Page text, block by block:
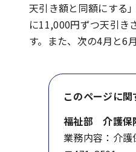
天引き額と同額にする
に11,000円ずつ天引き
す。また、次の4月と6
このページに関
福祉部 介護保
業務内容：介護